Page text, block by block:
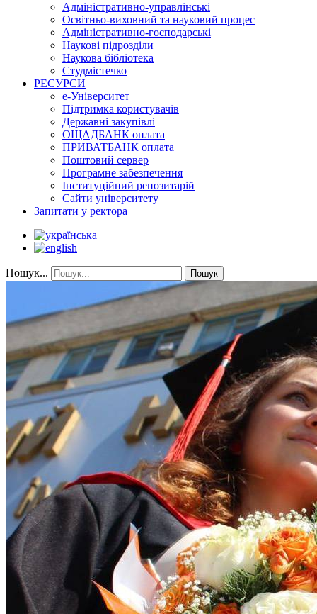
Адміністративно-управлінські
Освітньо-виховний та науковий процес
Адміністративно-господарські
Наукові підрозділи
Наукова бібліотека
Студмістечко
РЕСУРСИ
е-Університет
Підтримка користувачів
Державні закупівлі
ОЩАДБАНК оплата
ПРИВАТБАНК оплата
Поштовий сервер
Програмне забезпечення
Інституційний репозитарій
Сайти університету
Запитати у ректора
Пошук... Пошук